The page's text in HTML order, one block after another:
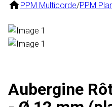
PPM Multicorde/PPM
Aubergine